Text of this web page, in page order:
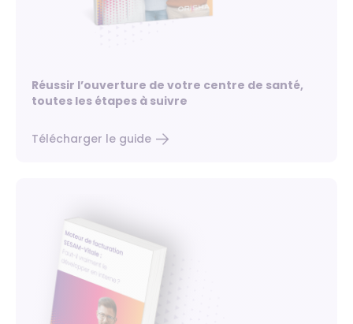
Réussir l’ouverture de votre centre de santé,
toutes les étapes à suivre
Télécharger le guide